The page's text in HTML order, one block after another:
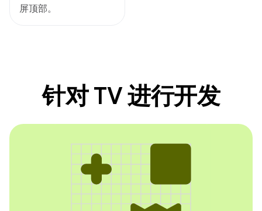
屏顶部。
针对 TV 进行开发